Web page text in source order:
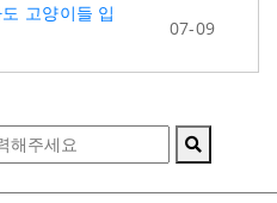
고양이들 입
07-09